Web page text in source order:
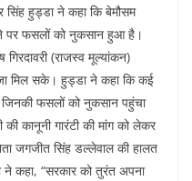
सिंह हुड्डा ने कहा कि बेमौसम
पर फसलों को नुकसान हुआ है।
(राजस्व मूल्यांकन)
मिल सके। हुड्डा ने कहा कि कई
फसलों को नुकसान पहुंचा
कानूनी गारंटी की मांग को लेकर
जगजीत सिंह डल्लेवाल की हालत
कहा, “सरकार को तुरंत अपना